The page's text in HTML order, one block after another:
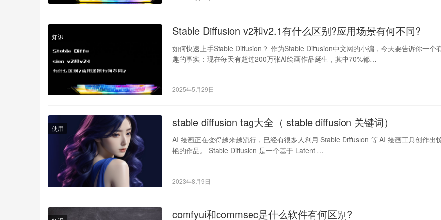
知识 Stable Diffusion v2和v2.1有什么区别?应用场景有何不同?
如何快速上手Stable Diffusion？ 作为Stable Diffusion中文网的小编，今天要告诉你一个
趣的事实：现在每天有超过200万张AI绘画作品诞生，其中70%都…
2025年5月29日
使用 stable diffusion tag大全（ stable diffusion 关键词）
AI 绘画正在变得越来越流行，已经有很多人利用 Stable Diffusion 等 AI 绘画工具创作出
艳的作品。 Stable Diffusion 是一个基于 Latent …
2023年8月9日
comfyui和commsec是什么软件有何区别?